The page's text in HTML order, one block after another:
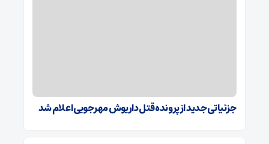
جزئیاتی جدید از پرونده قتل داریوش مهرجویی اعلام شد